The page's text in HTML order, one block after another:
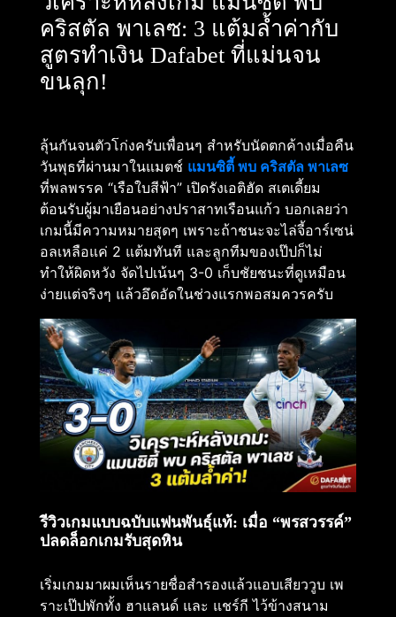
คริสตัล พาเลซ: 3 แต้มล้ำค่ากับ
สูตรทำเงิน Dafabet ที่แม่นจน
ขนลุก!
ลุ้นกันจนตัวโก่งครับเพื่อนๆ สำหรับนัดตกค้างเมื่อคืน
วันพุธที่ผ่านมาในแมตช์ แมนซิตี้ พบ คริสตัล พาเลซ
ที่พลพรรค “เรือใบสีฟ้า” เปิดรังเอติฮัด สเตเดี้ยม
ต้อนรับผู้มาเยือนอย่างปราสาทเรือนแก้ว บอกเลยว่า
เกมนี้มีความหมายสุดๆ เพราะถ้าชนะจะไล่จี้อาร์เซน่
อลเหลือแค่ 2 แต้มทันที และลูกทีมของเป๊ปก็ไม่
ทำให้ผิดหวัง จัดไปเน้นๆ 3-0 เก็บชัยชนะที่ดูเหมือน
ง่ายแต่จริงๆ แล้วอึดอัดในช่วงแรกพอสมควรครับ
รีวิวเกมแบบฉบับแฟนพันธุ์แท้: เมื่อ “พรสวรรค์”
ปลดล็อกเกมรับสุดหิน
เริ่มเกมมาผมเห็นรายชื่อสำรองแล้วแอบเสียววูบ เพ
ราะเป๊ปพักทั้ง ฮาแลนด์ และ แชร์กี ไว้ข้างสนาม